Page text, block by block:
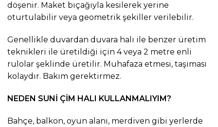
döşenir. Maket bıçağıyla kesilerek yerine
oturtulabilir veya geometrik şekiller verilebilir.
Genellikle duvardan duvara halı ile benzer üretim
teknikleri ile üretildiği için 4 veya 2 metre enli
rulolar şeklinde üretilir. Muhafaza etmesi, taşıması
kolaydır. Bakım gerektirmez.
NEDEN SUNİ ÇİM HALI KULLANMALIYIM?
Bahçe, balkon, oyun alanı, merdiven gibi yerlerde